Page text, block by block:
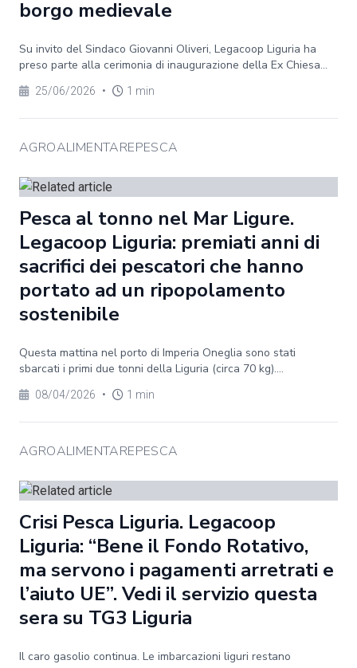
borgo medievale
Su invito del Sindaco Giovanni Oliveri, Legacoop Liguria ha
preso parte alla cerimonia di inaugurazione della Ex Chiesa...
25/06/2026 • 1 min
AGROALIMENTAREPESCA
Pesca al tonno nel Mar Ligure.
Legacoop Liguria: premiati anni di
sacrifici dei pescatori che hanno
portato ad un ripopolamento
sostenibile
Questa mattina nel porto di Imperia Oneglia sono stati
sbarcati i primi due tonni della Liguria (circa 70 kg)....
08/04/2026 • 1 min
AGROALIMENTAREPESCA
Crisi Pesca Liguria. Legacoop
Liguria: “Bene il Fondo Rotativo,
ma servono i pagamenti arretrati e
l’aiuto UE”. Vedi il servizio questa
sera su TG3 Liguria
Il caro gasolio continua. Le imbarcazioni liguri restano